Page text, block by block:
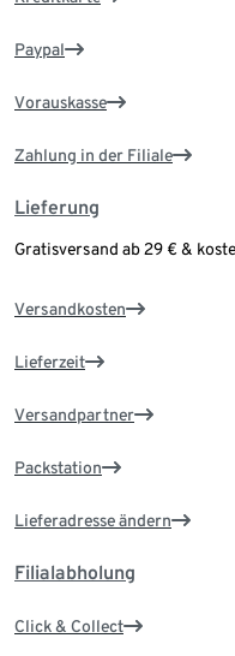
Paypal
Vorauskasse
Zahlung in der Filiale
Lieferung
Gratisversand ab 29 € &
Versandkosten
Lieferzeit
Versandpartner
Packstation
Lieferadresse ändern
Filialabholung
Click & Collect